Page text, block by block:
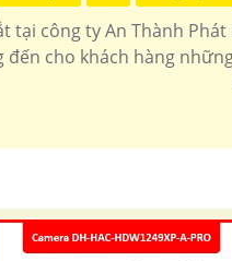
tại công ty An Thành
cho khách hàng